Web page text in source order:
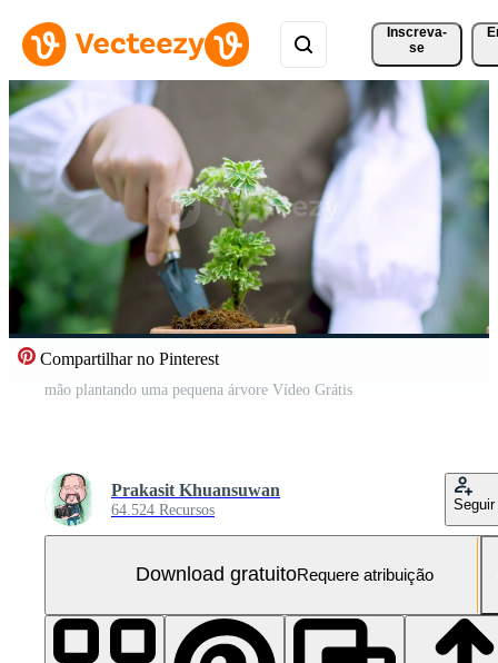
Inscreva-
se
Compartilhar no Pinterest
mão plantando uma pequena árvore Vídeo Grátis
Prakasit Khuansuwan
64.524 Recursos Seguir
Download gratuitoRequere atribuição